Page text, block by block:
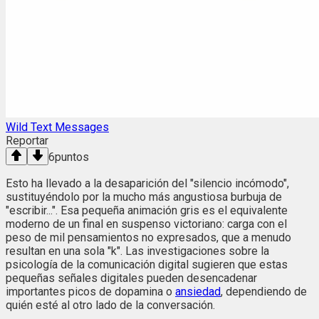
Wild Text Messages
Reportar
6puntos
Esto ha llevado a la desaparición del "silencio incómodo",
sustituyéndolo por la mucho más angustiosa burbuja de
"escribir...". Esa pequeña animación gris es el equivalente
moderno de un final en suspenso victoriano: carga con el
peso de mil pensamientos no expresados, que a menudo
resultan en una sola "k". Las investigaciones sobre la
psicología de la comunicación digital sugieren que estas
pequeñas señales digitales pueden desencadenar
importantes picos de dopamina o ansiedad, dependiendo de
quién esté al otro lado de la conversación.